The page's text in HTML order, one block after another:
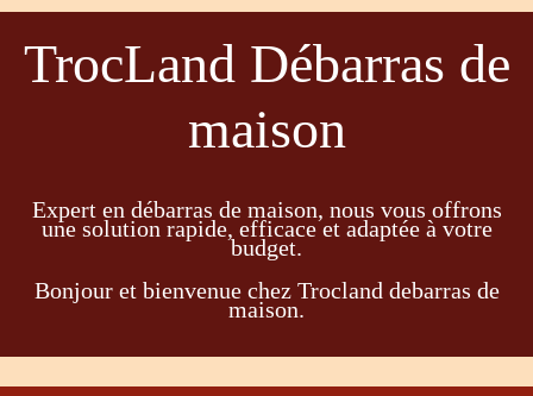
TrocLand Débarras de
maison
Expert en débarras de maison, nous vous offrons
une solution rapide, efficace et adaptée à votre
budget.
Bonjour et bienvenue chez Trocland debarras de
maison.